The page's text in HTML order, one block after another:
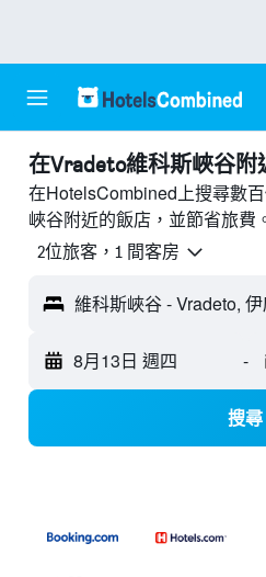
在Vradeto維科斯峽谷附
在HotelsCombined上搜尋數
峽谷附近的飯店，並節省旅費
2位旅客，1 間客房
維科斯峽谷 - Vradeto,
8月13日 週四 -
搜尋